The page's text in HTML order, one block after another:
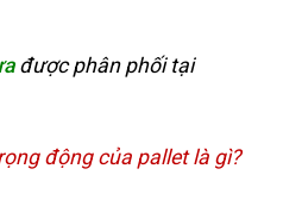
được phân phối tại
động của pallet là gì?